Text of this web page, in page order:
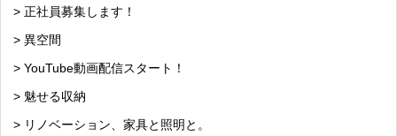
> 正社員募集します！
> 異空間
> YouTube動画配信スタート！
> 魅せる収納
> リノベーション、家具と照明と。